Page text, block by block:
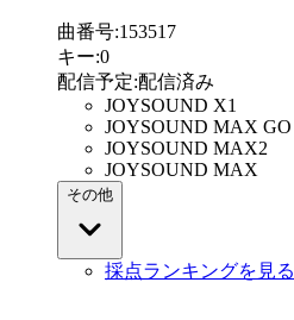
曲番号:153517
キー:0
配信予定:配信済み
JOYSOUND X1
JOYSOUND MAX GO
JOYSOUND MAX2
JOYSOUND MAX
その他
採点ランキングを見る